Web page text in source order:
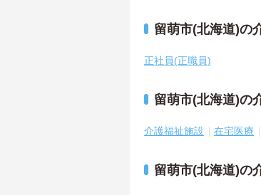
留萌市(北海道)の
正社員(正職員)
留萌市(北海道)の
介護福祉施設 在宅医療
留萌市(北海道)の